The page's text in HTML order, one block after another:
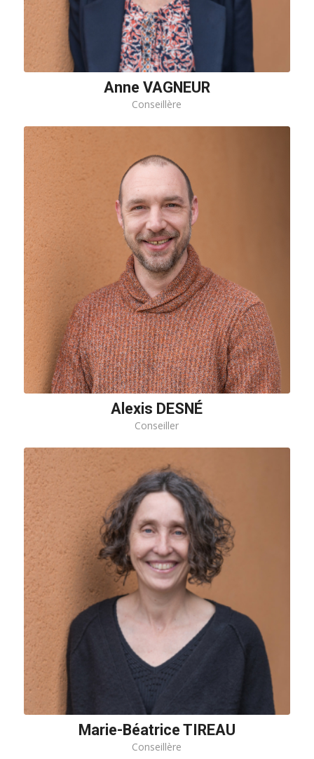
Anne VAGNEUR
Conseillère
Alexis DESNÉ
Conseiller
Marie-Béatrice TIREAU
Conseillère